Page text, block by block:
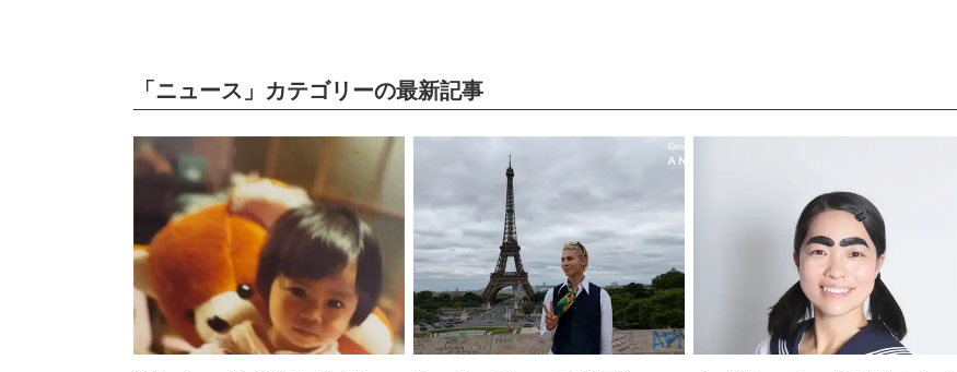
「ニュース」カテゴリーの最新記事